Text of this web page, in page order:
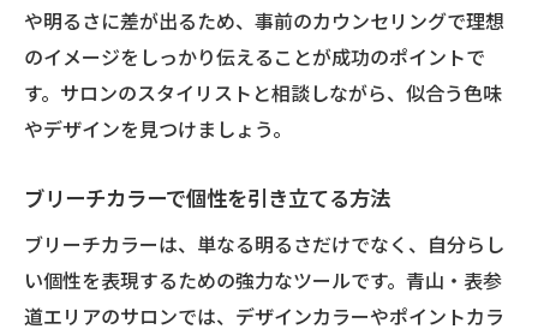
や明るさに差が出るため、事前のカウンセリングで理想
のイメージをしっかり伝えることが成功のポイントで
す。サロンのスタイリストと相談しながら、似合う色味
やデザインを見つけましょう。
ブリーチカラーで個性を引き立てる方法
ブリーチカラーは、単なる明るさだけでなく、自分らし
い個性を表現するための強力なツールです。青山・表参
道エリアのサロンでは、デザインカラーやポイントカラ